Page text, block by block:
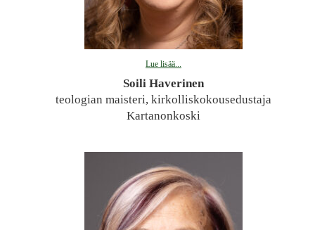
Lue lisää...
Soili Haverinen
teologian maisteri, kirkolliskokousedustaja
Kartanonkoski